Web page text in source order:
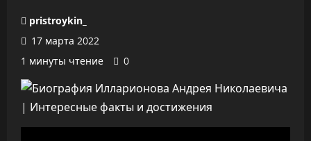
pristroykin_
17 марта 2022
1 минуты чтение
0